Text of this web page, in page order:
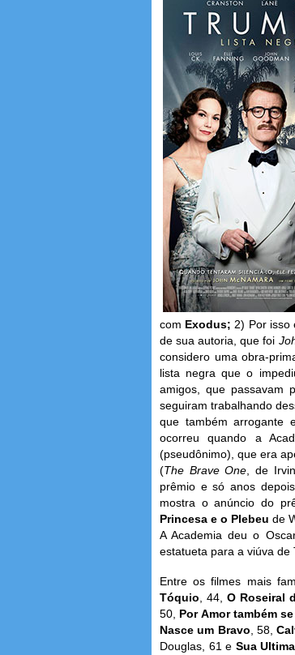
com Exodus; 2) Por isso
de sua autoria, que foi
considero uma obra-
lista negra que o
amigos, que passavam
seguiram trabalhando
que também arrogante
ocorreu quando a
(pseudônimo), que era
(The Brave One , de
prêmio e só anos
mostra o anúncio do
Princesa e o Plebeu de
A Academia deu o
estatueta para a viúva de
Entre os filmes mais
Tóquio, 44, O Roseiral
50, Por Amor também
Nasce um Bravo, 58,
Douglas, 61 e Sua